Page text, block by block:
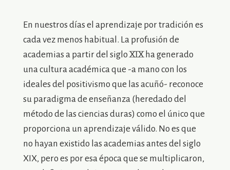
En nuestros días el aprendizaje por tradición es
cada vez menos habitual. La profusión de
academias a partir del siglo XIX ha generado
una cultura académica que -a mano con los
ideales del positivismo que las acuñó- reconoce
su paradigma de enseñanza (heredado del
método de las ciencias duras) como el único que
proporciona un aprendizaje válido. No es que
no hayan existido las academias antes del siglo
XIX, pero es por esa época que se multiplicaron,